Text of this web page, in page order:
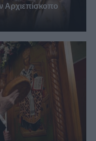
Αρχιεπίσκοπο